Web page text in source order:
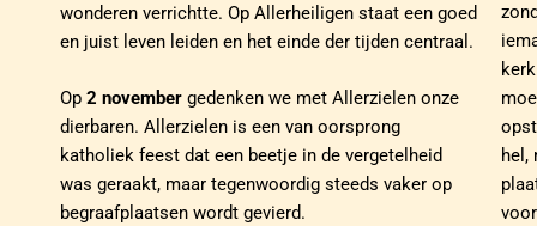
wonderen verrichtte. Op Allerheiligen staat een goed
en juist leven leiden en het einde der tijden centraal.
Op 2 november gedenken we met Allerzielen onze
dierbaren. Allerzielen is een van oorsprong
katholiek feest dat een beetje in de vergetelheid
was geraakt, maar tegenwoordig steeds vaker op
begraafplaatsen wordt gevierd.
hel,